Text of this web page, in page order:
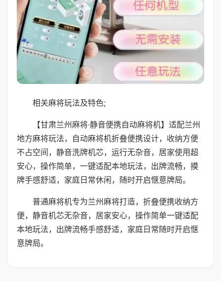
相关麻将玩法及特色;
【甘肃兰州麻将·静音便携自动麻将机】适配兰州
地方麻将玩法，自动麻将机折叠便携设计，收纳方便
不占空间，静音洗牌机芯，运行无杂音，居家使用超
安心，操作简单，一键适配本地玩法，出牌流畅，摸
牌手感舒适，家庭日常休闲，随时开启惬意牌局。
普通麻将机专为兰州麻将打造，折叠便携收纳方
便，静音机芯无杂音，居家安心，操作简单一键适配
本地玩法，出牌流畅手感舒适，家庭日常随时开启惬
意牌局。